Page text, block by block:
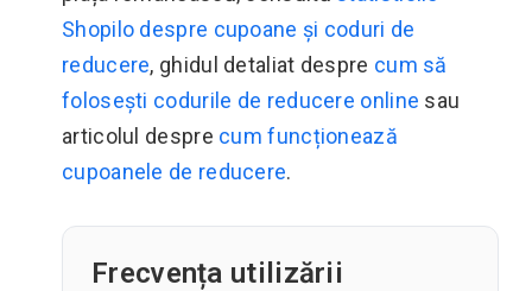
Shopilo despre cupoane și coduri de
reducere, ghidul detaliat despre cum să
folosești codurile de reducere online sau
articolul despre cum funcționează
cupoanele de reducere.
Frecvența utilizării